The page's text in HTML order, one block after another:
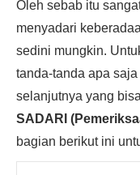
Oleh sebab itu
menyadari
sedini mungkin.
tanda-tanda apa
selanjutnya yang
SADARI
bagian berikut ini